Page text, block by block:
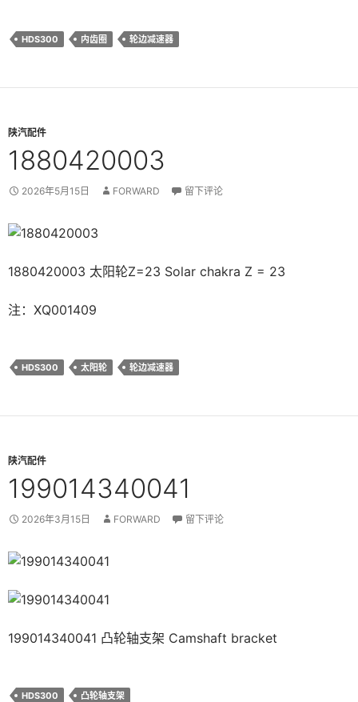
HDS300 内齿圈 轮边减速器
陕汽配件
1880420003
2026年5月15日 FORWARD 留下评论
1880420003 太阳轮Z=23 Solar chakra Z = 23
注：XQ001409
HDS300 太阳轮 轮边减速器
陕汽配件
199014340041
2026年3月15日 FORWARD 留下评论
199014340041 凸轮轴支架 Camshaft bracket
HDS300 凸轮轴支架